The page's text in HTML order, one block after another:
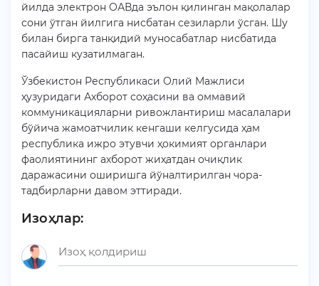
йилда электрон ОАВда эълон қилинган мақолалар
сони ўтган йилгига нисбатан сезиларли ўсган. Шу
билан бирга танқидий муносабатлар нисбатида
пасайиш кузатилмаган.
Ўзбекистон Республикаси Олий Мажлиси
ҳузуридаги Ахборот соҳасини ва оммавий
коммуникацияларни ривожлантириш масалалари
бўйича жамоатчилик кенгаши келгусида ҳам
республика ижро этувчи ҳокимият органлари
фаолиятининг ахборот жиҳатдан очиқлик
даражасини оширишга йўналтирилган чора-
тадбирларни давом эттиради.
Изоҳлар: